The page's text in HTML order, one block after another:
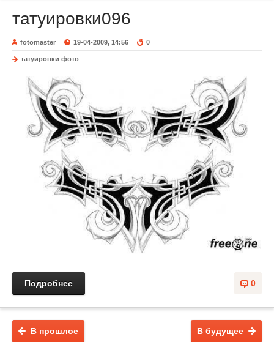
татуировки096
fotomaster 19-04-2009, 14:56 0
татуировки фото
0
Подробнее
В будущее
В прошлое